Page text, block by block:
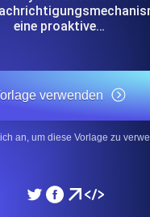
eine proaktive…
verwenden
an, um diese Vorlage zu